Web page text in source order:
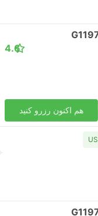
4.6
هم اکنون رزرو کنید